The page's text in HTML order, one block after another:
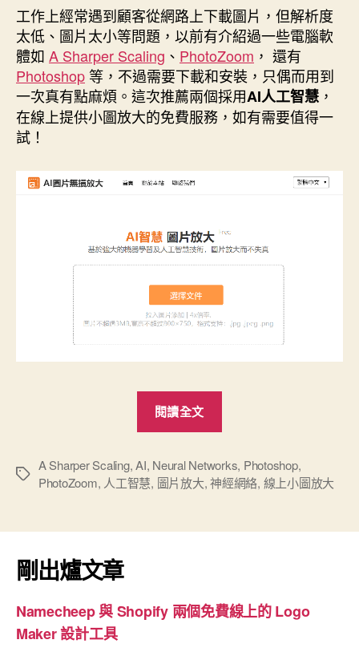
者
佈
日
期
工作上經常遇到顧客從網路上下載圖片，但解析度
太低、圖片太小等問題，以前有介紹過一些電腦軟
體如 A Sharper Scaling 、 PhotoZoom ， 還有
Photoshop 等，不過需要下載和安裝，只偶而用到
一次真有點麻煩。這次推薦兩個採用AI人工智慧 ，
在線上提供小圖放大的免費服務，如有需要值得一
試！
閱讀全文
線
上
片
標
A Sharper Scaling,AI, Neural Networks, Photoshop,
PhotoZoom, 人工智慧, 圖片放大,神經網絡, 線上小圖放大
剛出爐文章
Namecheep 與 Shopify 兩個免費線上的 Logo
Maker 設計工具